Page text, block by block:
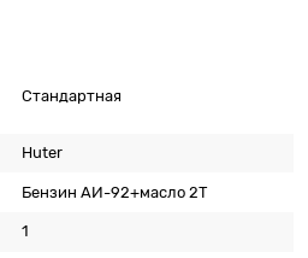
Стандартная
Huter
Бензин АИ-92+масло 2T
1